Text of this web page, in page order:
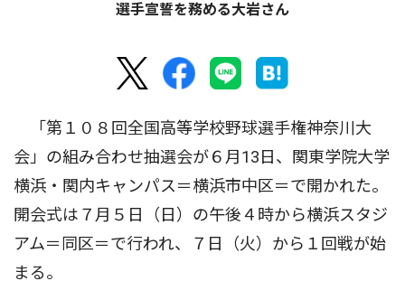
選手宣誓を務める大岩さん
「第１０８回全国高等学校野球選手権神奈川大
会」の組み合わせ抽選会が６月13日、関東学院大学
横浜・関内キャンパス＝横浜市中区＝で開かれた。
開会式は７月５日（日）の午後４時から横浜スタジ
アム＝同区＝で行われ、７日（火）から１回戦が始
まる。